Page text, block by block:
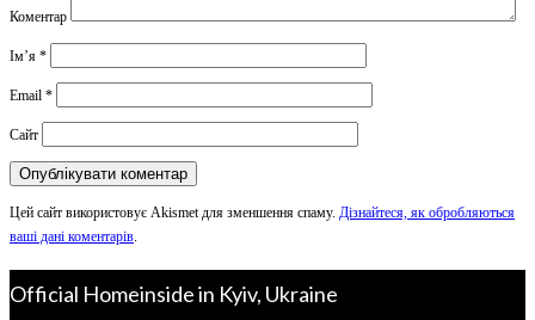
Коментар
Ім’я *
Email *
Сайт
Цей сайт використовує Akismet для зменшення спаму. Дізнайтеся, як обробляються
ваші дані коментарів.
Official Homeinside in Kyiv, Ukraine